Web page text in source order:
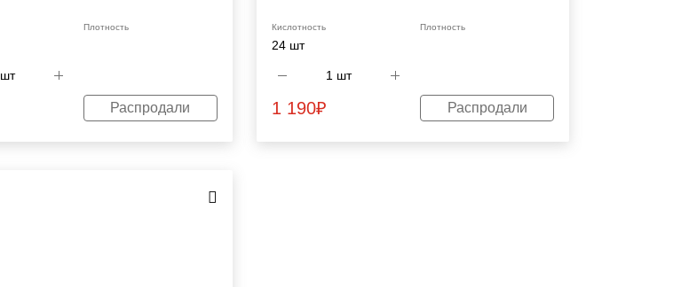
Плотность
Распродали
Кислотность Плотность
24 шт
1 190₽ Распродали